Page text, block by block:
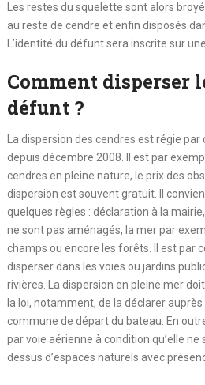
Les restes du squelette sont alors
au reste de cendre et enfin disposés
L’identité du défunt sera inscrite sur
Comment disperser
défunt ?
La dispersion des cendres est régie
depuis décembre 2008. Il est par
cendres en pleine nature, le prix des
dispersion est souvent gratuit. Il
quelques règles : déclaration à la
ne sont pas aménagés, la mer par
champs ou encore les forêts. Il est par
disperser dans les voies ou jardins
rivières. La dispersion en pleine mer
la loi, notamment, de la déclarer
commune de départ du bateau. En
par voie aérienne à condition qu’elle
dessus d’espaces naturels avec